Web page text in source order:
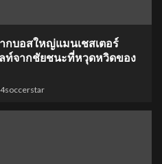
กบอสใหญ่แมนเชสเตอร์
ลท์จากชัยชนะที่หวุดหวิดของ